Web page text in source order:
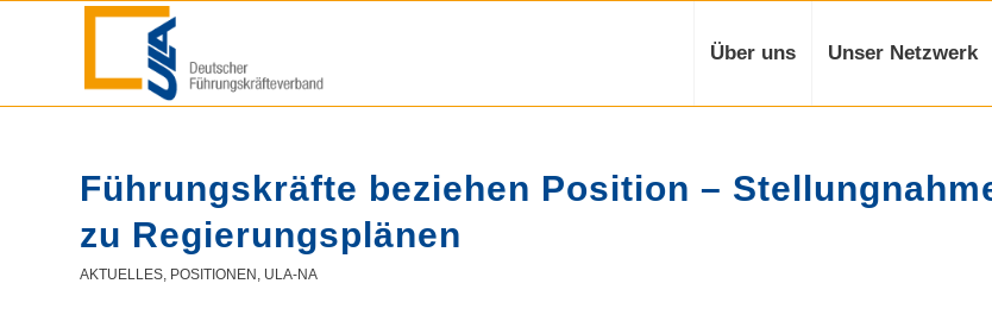
Über uns Unser Netzwerk
Führungskräfte beziehen Position –
zu Regierungsplänen
AKTUELLES, POSITIONEN , ULA-NA